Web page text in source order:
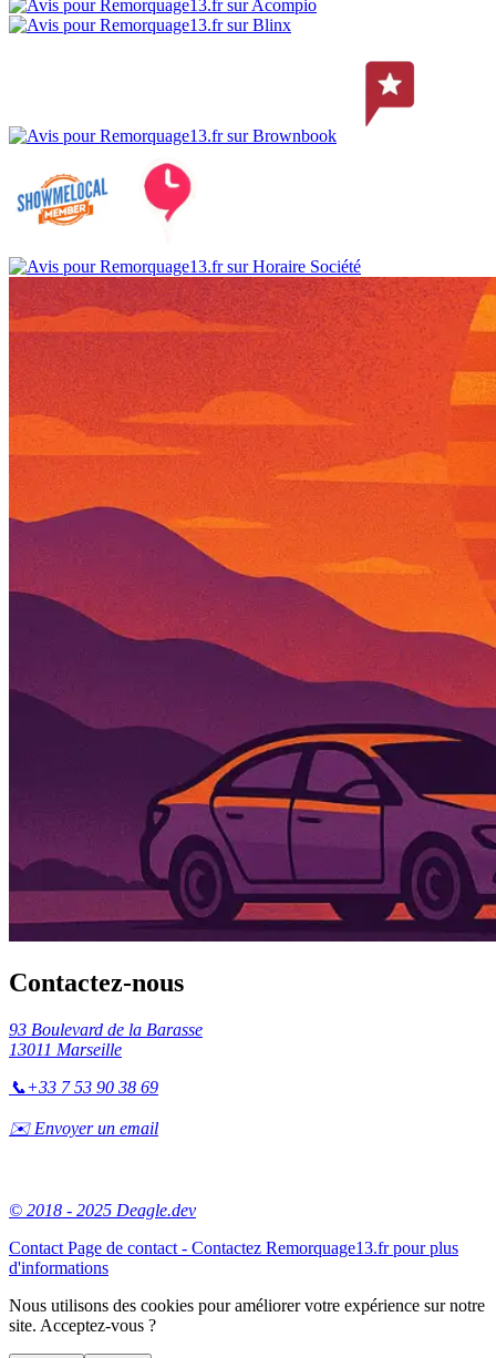
Contactez-nous
93 Boulevard de la Barasse
13011 Marseille
📞+33 7 53 90 38 69
✉️ Envoyer un email
© 2018 - 2025 Deagle.dev
Contact Page de contact - Contactez Remorquage13.fr pour plus
d'informations
Nous utilisons des cookies pour améliorer votre expérience sur notre
site. Acceptez-vous ?